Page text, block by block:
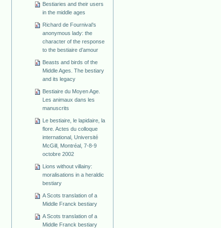
Bestiaries and their users
in the middle ages
Richard de Fournival’s
anonymous lady: the
character of the response
to the bestiaire d’amour
Beasts and birds of the
Middle Ages. The bestiary
and its legacy
Bestiaire du Moyen Age.
Les animaux dans les
manuscrits
Le bestiaire, le lapidaire, la
flore. Actes du colloque
international, Université
McGill, Montréal, 7-8-9
octobre 2002
Lions without villainy:
moralisations in a heraldic
bestiary
A Scots translation of a
Middle Franck bestiary
A Scots translation of a
Middle Franck bestiary